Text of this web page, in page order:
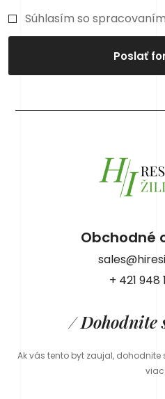
Súhlasím so
Poslať
Obchodné
+ 421 948
/ Dohodnite
Ak vás tento byt zaujal,
viac.